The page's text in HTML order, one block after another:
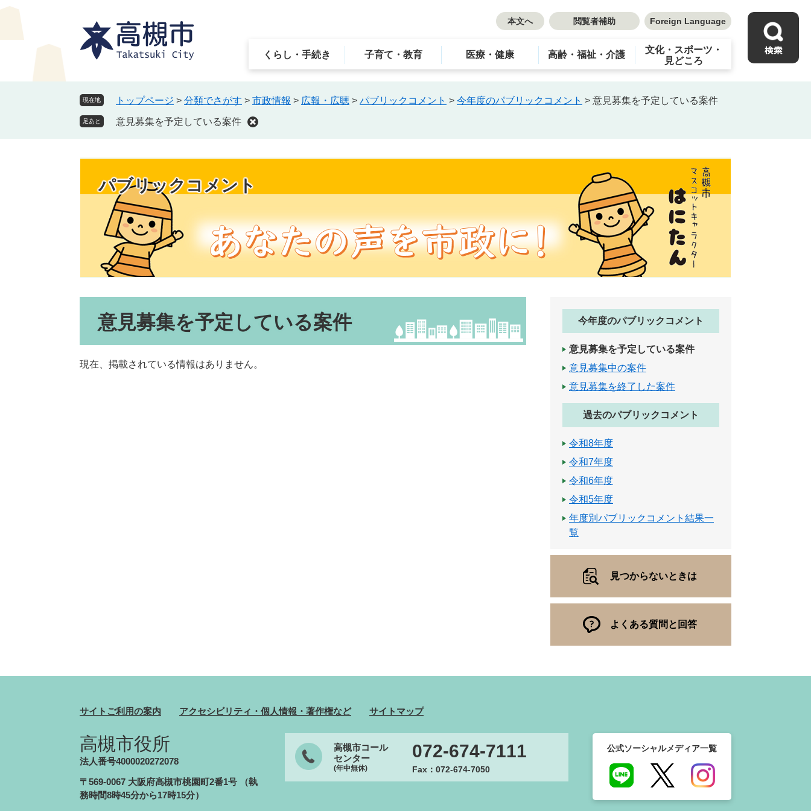
ペ
メ
本文へ 閲覧者補助 Foreign Language
くらし・手続き 子育て・教育 医療・健康 高齢・福祉・介護
文化・スポーツ・
見どころ
現在地 トップページ > 分類でさがす > 市政情報 > 広報・広聴 > パブリックコメント > 今年度のパブリックコメント > 意見募集を予定している案件
足あと 意見募集を予定している案件
パブリックコメント
意見募集を予定している案件
現在、掲載されている情報はありません。
今年度のパブリックコメント
意見募集を予定している案件
意見募集中の案件
意見募集を終了した案件
過去のパブリックコメント
令和8年度
令和7年度
令和6年度
令和5年度
年度別パブリックコメント結果一
覧
見つからないときは
よくある質問と回答
サイトご利用の案内 アクセシビリティ・個人情報・著作権など サイトマップ
高槻市役所
法人番号4000020272078
〒569-0067 大阪府高槻市桃園町2番1号
（執
務時間8時45分から17時15分）
高槻市コール
センター
(年中無休)
072-674-7111
Fax：072-674-7050
公式ソーシャルメディア一覧